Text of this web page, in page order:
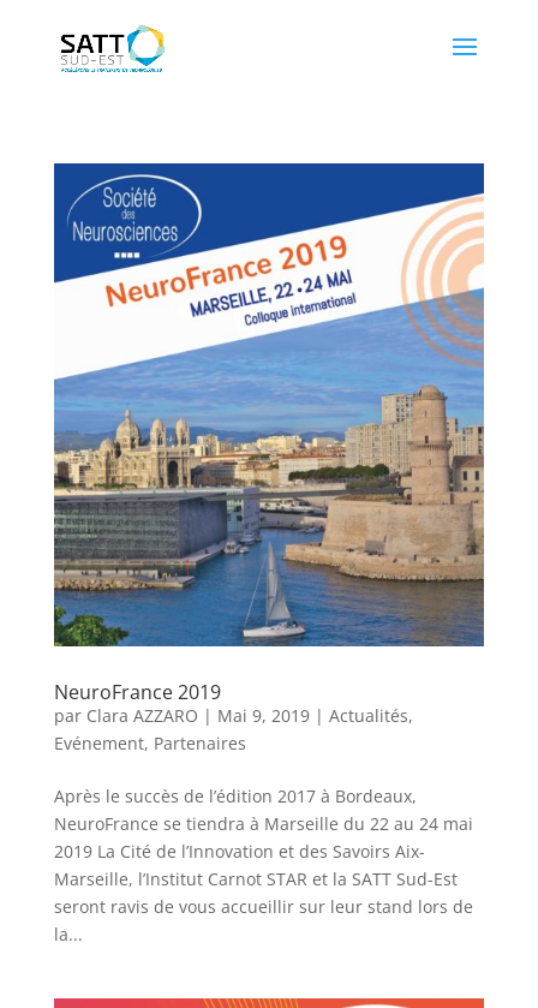
NeuroFrance 2019
par Clara AZZARO | Mai 9, 2019| Actualités,
Evénement, Partenaires
Après le succès de l’édition 2017 à Bordeaux,
NeuroFrance se tiendra à Marseille du 22 au 24 mai
2019 La Cité de l’Innovation et des Savoirs Aix-
Marseille, l’Institut Carnot STAR et la SATT Sud-Est
seront ravis de vous accueillir sur leur stand lors de
la...